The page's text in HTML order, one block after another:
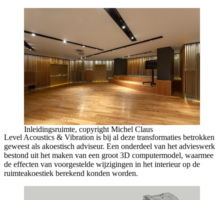
Inleidingsruimte, copyright Michel Claus
Level Acoustics & Vibration is bij al deze transformaties betrokken
geweest als akoestisch adviseur. Een onderdeel van het advieswerk
bestond uit het maken van een groot 3D computermodel, waarmee
de effecten van voorgestelde wijzigingen in het interieur op de
ruimteakoestiek berekend konden worden.